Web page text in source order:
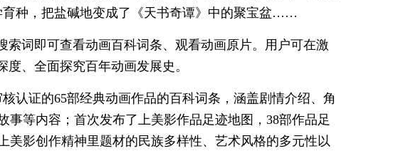
种，把盐碱地变成了《天书奇谭》中的聚宝盆……
索词即可查看动画百科词条、观看动画原片。用户可在激
、全面探究百年动画发展史。
认证的65部经典动画作品的百科词条，涵盖剧情介绍、角
事等内容；首次发布了上美影作品足迹地图，38部作品足
美影创作精神里题材的民族多样性、艺术风格的多元性以